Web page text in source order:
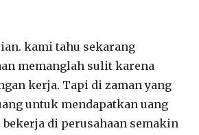
kami tahu sekarang
memanglah sulit karena
kerja. Tapi di zaman yang
untuk mendapatkan uang
di perusahaan semakin